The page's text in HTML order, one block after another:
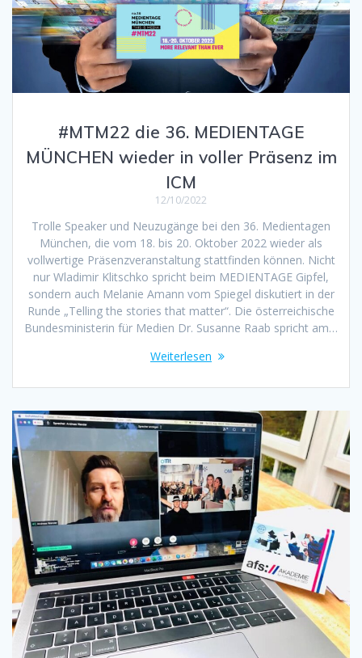
#MTM22 die 36. MEDIENTAGE
MÜNCHEN wieder in voller Präsenz im
ICM
12/10/2022
Trolle Speaker und Neuzugänge bei den 36. Medientagen
München, die vom 18. bis 20. Oktober 2022 wieder als
vollwertige Präsenzveranstaltung stattfinden können. Nicht
nur Wladimir Klitschko spricht beim MEDIENTAGE Gipfel,
sondern auch Melanie Amann vom Spiegel diskutiert in der
Runde „Telling the stories that matter“. Die österreichische
Bundesministerin für Medien Dr. Susanne Raab spricht am…
Weiterlesen